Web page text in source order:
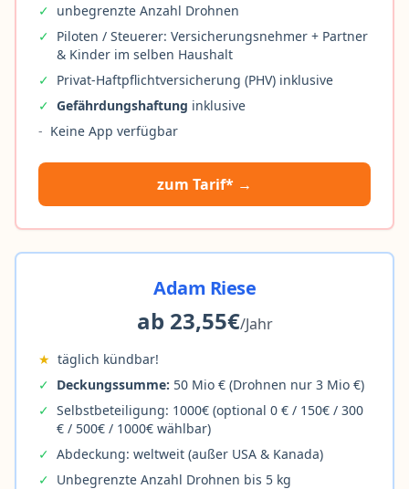
✓ unbegrenzte Anzahl Drohnen
✓ Piloten / Steuerer: Versicherungsnehmer + Partner
& Kinder im selben Haushalt
✓ Privat-Haftpflichtversicherung (PHV) inklusive
✓ Gefährdungshaftung inklusive
- Keine App verfügbar
zum Tarif* →
Adam Riese
ab 23,55€/Jahr
★ täglich kündbar!
✓ Deckungssumme: 50 Mio € (Drohnen nur 3 Mio €)
✓ Selbstbeteiligung: 1000€ (optional 0 € / 150€ / 300
€ / 500€ / 1000€ wählbar)
✓ Abdeckung: weltweit (außer USA & Kanada)
✓ Unbegrenzte Anzahl Drohnen bis 5 kg